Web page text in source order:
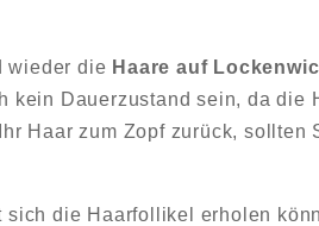
wieder die Haare auf
kein Dauerzustand sein, da die
Haar zum Zopf zurück, sollten
sich die Haarfollikel erholen